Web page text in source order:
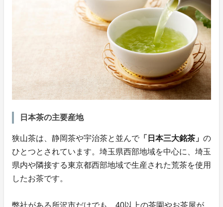
日本茶の主要産地
狭山茶は、静岡茶や宇治茶と並んで 「日本三大銘茶」 の
ひとつとされています。埼玉県西部地域を中心に、埼玉
県内や隣接する東京都西部地域で生産された荒茶を使用
したお茶です。
弊社がある所沢市だけでも、40以上の茶園やお茶屋が